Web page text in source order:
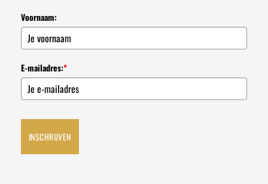
Voornaam:
E-mailadres:*
INSCHRIJVEN